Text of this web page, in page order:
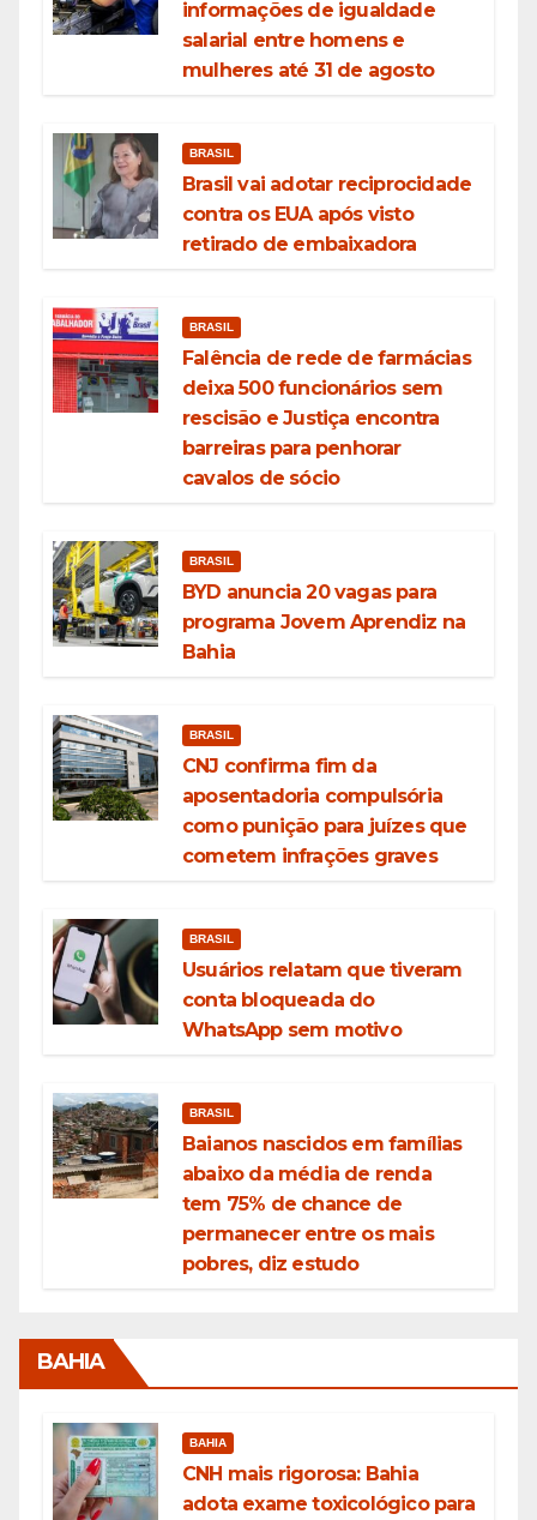
informações de igualdade
salarial entre homens e
mulheres até 31 de agosto
BRASIL
Brasil vai adotar reciprocidade
contra os EUA após visto
retirado de embaixadora
BRASIL
Falência de rede de farmácias
deixa 500 funcionários sem
rescisão e Justiça encontra
barreiras para penhorar
cavalos de sócio
BRASIL
BYD anuncia 20 vagas para
programa Jovem Aprendiz na
Bahia
BRASIL
CNJ confirma fim da
aposentadoria compulsória
como punição para juízes que
cometem infrações graves
BRASIL
Usuários relatam que tiveram
conta bloqueada do
WhatsApp sem motivo
BRASIL
Baianos nascidos em famílias
abaixo da média de renda
tem 75% de chance de
permanecer entre os mais
pobres, diz estudo
BAHIA
BAHIA
CNH mais rigorosa: Bahia
adota exame toxicológico para